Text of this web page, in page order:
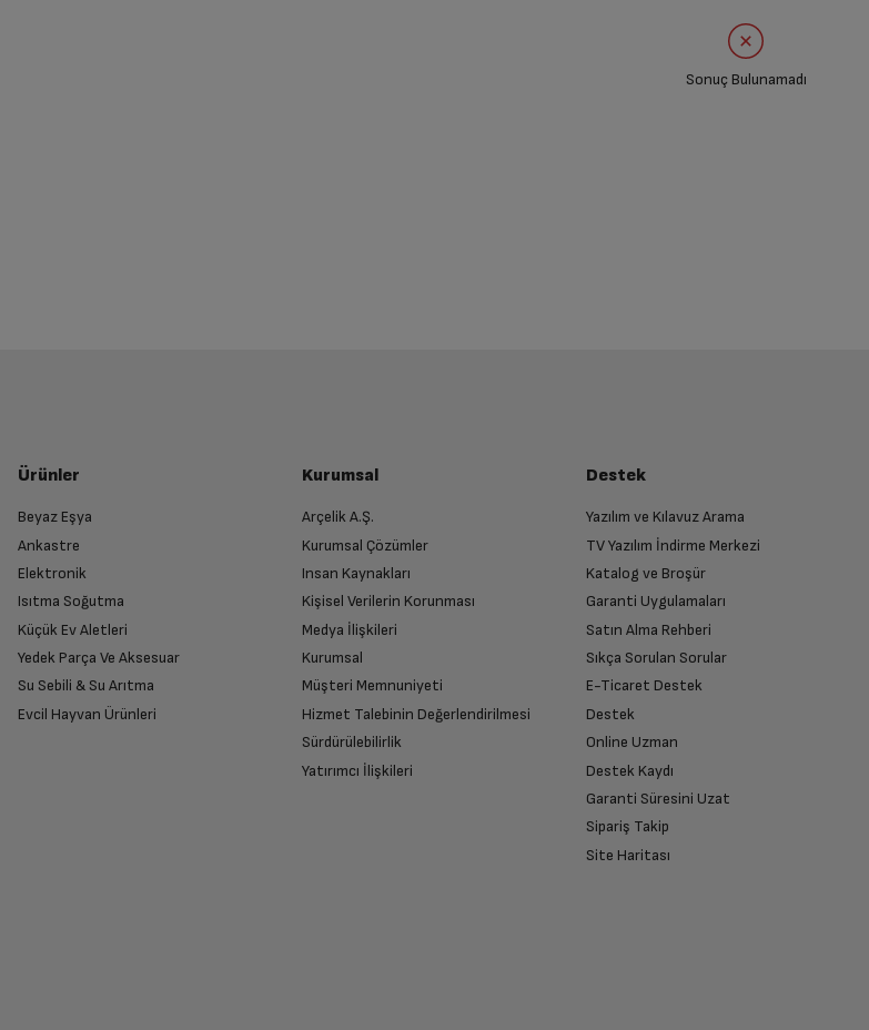
Sonuç Bulunamadı
Ürünler
Beyaz Eşya
Ankastre
Elektronik
Isıtma Soğutma
Küçük Ev Aletleri
Yedek Parça Ve Aksesuar
Su Sebili & Su Arıtma
Evcil Hayvan Ürünleri
Kurumsal
Arçelik A.Ş.
Kurumsal Çözümler
Insan Kaynakları
Kişisel Verilerin Korunması
Medya İlişkileri
Kurumsal
Müşteri Memnuniyeti
Hizmet Talebinin Değerlendirilmesi
Sürdürülebilirlik
Yatırımcı İlişkileri
Destek
Yazılım ve Kılavuz Arama
TV Yazılım İndirme Merkezi
Katalog ve Broşür
Garanti Uygulamaları
Satın Alma Rehberi
Sıkça Sorulan Sorular
E-Ticaret Destek
Destek
Online Uzman
Destek Kaydı
Garanti Süresini Uzat
Sipariş Takip
Site Haritası